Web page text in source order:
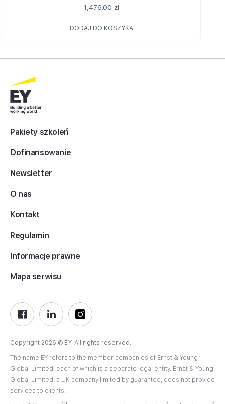
1,476.00 zł
DODAJ DO KOSZYKA
Pakiety szkoleń
Dofinansowanie
Newsletter
O nas
Kontakt
Regulamin
Informacje prawne
Mapa serwisu
Copyright 2026 © EY. All rights reserved.
The name EY refers to the member companies of Ernst & Young
Global Limited, each of which is a separate legal entity. Ernst & Young
Global Limited, a UK company limited by guarantee, does not provide
services to clients.